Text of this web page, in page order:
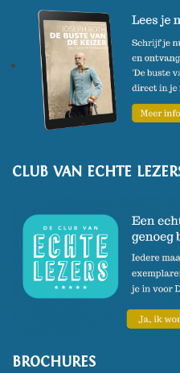
CLUB VAN ECHTE
BROCHURES